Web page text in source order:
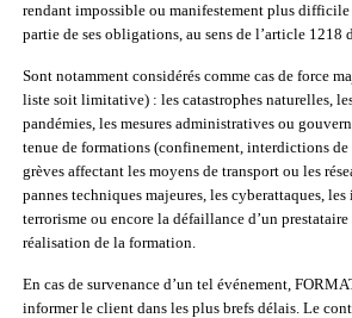
rendant impossible ou manifestement plus
partie de ses obligations, au sens de l’article 1218
Sont notamment considérés comme cas de force
liste soit limitative) : les catastrophes naturelles,
pandémies, les mesures administratives ou
tenue de formations (confinement, interdictions de
grèves affectant les moyens de transport ou les
pannes techniques majeures, les cyberattaques, les
terrorisme ou encore la défaillance d’un
réalisation de la formation.
En cas de survenance d’un tel événement,
informer le client dans les plus brefs délais. Le